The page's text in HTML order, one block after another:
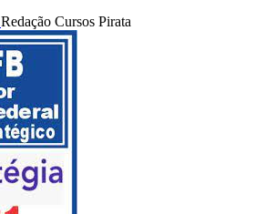
Redação Cursos Pirata